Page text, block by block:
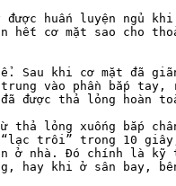
được huấn luyện
hết cơ mặt sao cho
Sau khi cơ mặt đã
vào phần bắp
thả lỏng hoàn
lỏng xuống bắp
trôi” trong 10
ở nhà. Đó chính là
hay khi ở sân bay,